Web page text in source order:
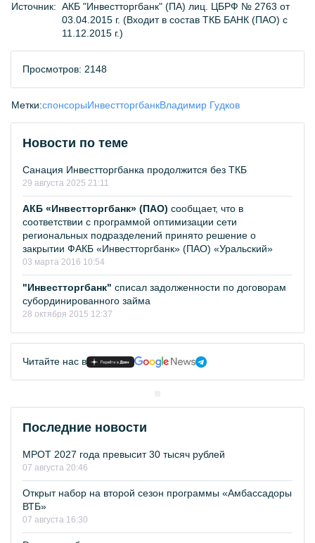
Источник: АКБ "Инвестторгбанк" (ПА) лиц. ЦБРФ № 2763 от
03.04.2015 г. (Входит в состав ТКБ БАНК (ПАО) с
11.12.2015 г.)
Просмотров: 2148
Метки:спонсорыИнвестторгбанкВладимир Гудков
Новости по теме
Санация Инвестторгбанка продолжится без ТКБ
29 августа 2025 21:11
АКБ «Инвестторгбанк» (ПАО) сообщает, что в
соответствии с программой оптимизации сети
региональных подразделений принято решение о
закрытии ФАКБ «Инвестторгбанк» (ПАО) «Уральский»
03 марта 2016 10:54
"Инвестторгбанк" списал задолженности по договорам
субординированного займа
28 октября 2015 12:37
Читайте нас в
Последние новости
МРОТ 2027 года превысит 30 тысяч рублей
07 августа 20:46
Открыт набор на второй сезон программы «Амбассадоры
ВТБ»
07 августа 16:30